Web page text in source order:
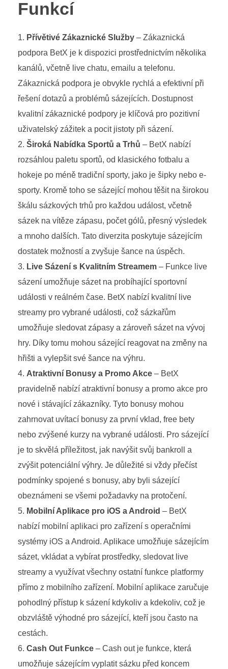
Funkcí
Přívětivé Zákaznické Služby – Zákaznická
podpora BetX je k dispozici prostřednictvím několika
kanálů, včetně live chatu, emailu a telefonu.
Zákaznická podpora je obvykle rychlá a efektivní při
řešení dotazů a problémů sázejících. Dostupnost
kvalitní zákaznické podpory je klíčová pro pozitivní
uživatelský zážitek a pocit jistoty při sázení.
Široká Nabídka Sportů a Trhů – BetX nabízí
rozsáhlou paletu sportů, od klasického fotbalu a
hokeje po méně tradiční sporty, jako je šipky nebo e-
sporty. Kromě toho se sázející mohou těšit na širokou
škálu sázkových trhů pro každou událost, včetně
sázek na vítěze zápasu, počet gólů, přesný výsledek
a mnoho dalších. Tato diverzita poskytuje sázejícím
dostatek možností a zvyšuje šance na úspěch.
Live Sázení s Kvalitním Streamem – Funkce live
sázení umožňuje sázet na probíhající sportovní
události v reálném čase. BetX nabízí kvalitní live
streamy pro vybrané události, což sázkařům
umožňuje sledovat zápasy a zároveň sázet na vývoj
hry. Díky tomu mohou sázející reagovat na změny na
hřišti a vylepšit své šance na výhru.
Atraktivní Bonusy a Promo Akce – BetX
pravidelně nabízí atraktivní bonusy a promo akce pro
nové i stávající zákazníky. Tyto bonusy mohou
zahrnovat uvítací bonusy za první vklad, free bety
nebo zvýšené kurzy na vybrané události. Pro sázející
je to skvělá příležitost, jak navýšit svůj bankroll a
zvýšit potenciální výhry. Je důležité si vždy přečíst
podmínky spojené s bonusy, aby byli sázející
obeznámeni se všemi požadavky na protočení.
Mobilní Aplikace pro iOS a Android – BetX
nabízí mobilní aplikaci pro zařízení s operačními
systémy iOS a Android. Aplikace umožňuje sázejícím
sázet, vkládat a vybírat prostředky, sledovat live
streamy a využívat všechny ostatní funkce platformy
přímo z mobilního zařízení. Mobilní aplikace zaručuje
pohodlný přístup k sázení kdykoliv a kdekoliv, což je
obzvláště výhodné pro sázející, kteří jsou často na
cestách.
Cash Out Funkce – Cash out je funkce, která
umožňuje sázejícím vyplatit sázku před koncem